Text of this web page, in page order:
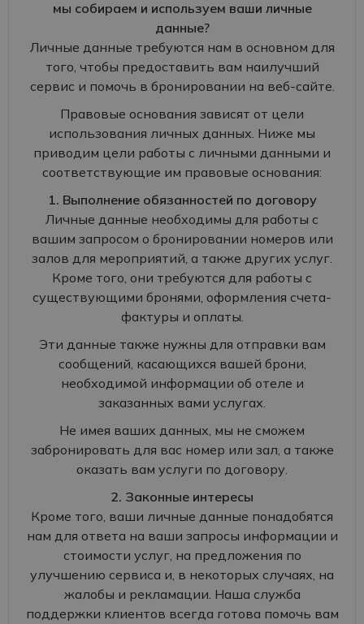
мы собираем и используем ваши личные
данные?
Личные данные требуются нам в основном для
того, чтобы предоставить вам наилучший
сервис и помочь в бронировании на веб-сайте.
Правовые основания зависят от цели
использования личных данных. Ниже мы
приводим цели работы с личными данными и
соответствующие им правовые основания:
1. Выполнение обязанностей по договору
Личные данные необходимы для работы с
вашим запросом о бронировании номеров или
залов для мероприятий, а также других услуг.
Кроме того, они требуются для работы с
существующими бронями, оформления счета-
фактуры и оплаты.
Эти данные также нужны для отправки вам
сообщений, касающихся вашей брони,
необходимой информации об отеле и
заказанных вами услугах.
Не имея ваших данных, мы не сможем
забронировать для вас номер или зал, а также
оказать вам услуги по договору.
2. Законные интересы
Кроме того, ваши личные данные понадобятся
нам для ответа на ваши запросы информации и
стоимости услуг, на предложения по
улучшению сервиса и, в некоторых случаях, на
жалобы и рекламации. Наша служба
поддержки клиентов всегда готова помочь вам